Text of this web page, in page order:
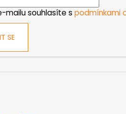
mailu souhlasíte s podmínkami
SE